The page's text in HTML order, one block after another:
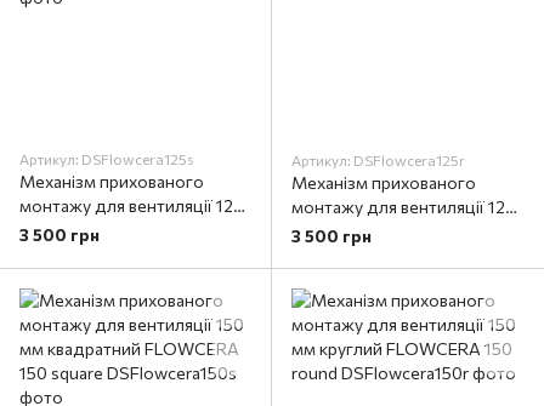
Артикул: DSFlowcera125s
Механізм прихованого
монтажу для вентиляції 125
мм квадратний FLOWCERA
3 500 грн
Артикул: DSFlowcera125r
Механізм прихованого
монтажу для вентиляції 125
мм круглий FLOWCERA 125
3 500 грн